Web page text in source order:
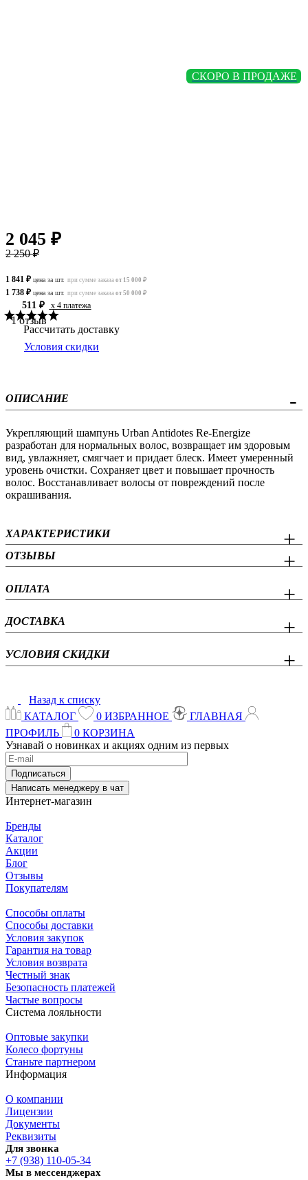
СКОРО В ПРОДАЖЕ
2 045 ₽
2 250 ₽
1 841 ₽ цена за шт. при сумме заказа от 15 000 ₽
1 738 ₽ цена за шт. при сумме заказа от 50 000 ₽
511 ₽ x 4 платежа
1 отзыв
Рассчитать доставку
Условия скидки
ОПИСАНИЕ
Укрепляющий шампунь Urban Antidotes Re-Energize
разработан для нормальных волос, возвращает им здоровым
вид, увлажняет, смягчает и придает блеск. Имеет умеренный
уровень очистки. Сохраняет цвет и повышает прочность
волос. Восстанавливает волосы от повреждений после
окрашивания.
ХАРАКТЕРИСТИКИ
ОТЗЫВЫ
ОПЛАТА
ДОСТАВКА
УСЛОВИЯ СКИДКИ
Назад к списку
КАТАЛОГ
0 ИЗБРАННОЕ
ГЛАВНАЯ
ПРОФИЛЬ
0 КОРЗИНА
Узнавай о новинках и акциях одним из первых
Подписаться
Написать менеджеру в чат
Интернет-магазин
Бренды
Каталог
Акции
Блог
Отзывы
Покупателям
Способы оплаты
Способы доставки
Условия закупок
Гарантия на товар
Условия возврата
Честный знак
Безопасность платежей
Частые вопросы
Система лояльности
Оптовые закупки
Колесо фортуны
Станьте партнером
Информация
О компании
Лицензии
Документы
Реквизиты
Для звонка
+7 (938) 110-05-34
Мы в мессенджерах